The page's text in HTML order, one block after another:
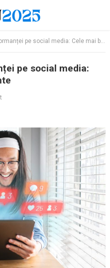
pe social media: Cele mai bune instrumente
pe social media: